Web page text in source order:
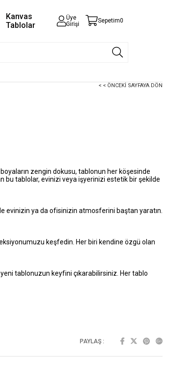
Kanvas
Tablolar
Üye
Girişi
Sepetim0
< < ÖNCEKI SAYFAYA DÖN
zengin dokusu, tablonun her köşesinde
bu tablolar, evinizi veya işyerinizi estetik bir şekilde
evinizin ya da ofisinizin atmosferini baştan yaratın.
keşfedin. Her biri kendine özgü olan
yeni tablonuzun keyfini çıkarabilirsiniz. Her tablo
PAYLAŞ :